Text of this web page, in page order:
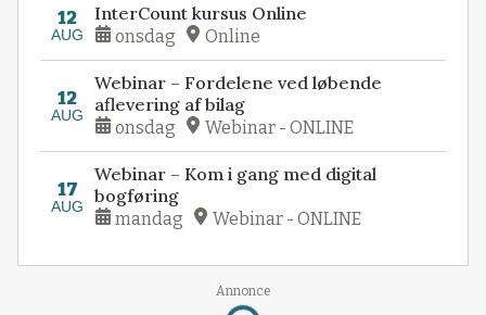
12
AUG
InterCount kursus Online
onsdag Online
12
AUG
Webinar – Fordelene ved løbende
aflevering af bilag
onsdag Webinar - ONLINE
17
AUG
Webinar – Kom i gang med digital
bogføring
mandag Webinar - ONLINE
Annonce